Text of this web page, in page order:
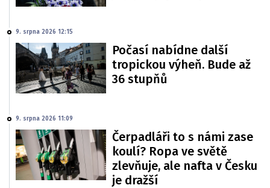
9. srpna 2026 12:15
Počasí nabídne další
tropickou výheň. Bude až
36 stupňů
9. srpna 2026 11:09
Čerpadláři to s námi zase
koulí? Ropa ve světě
zlevňuje, ale nafta v Česku
je dražší